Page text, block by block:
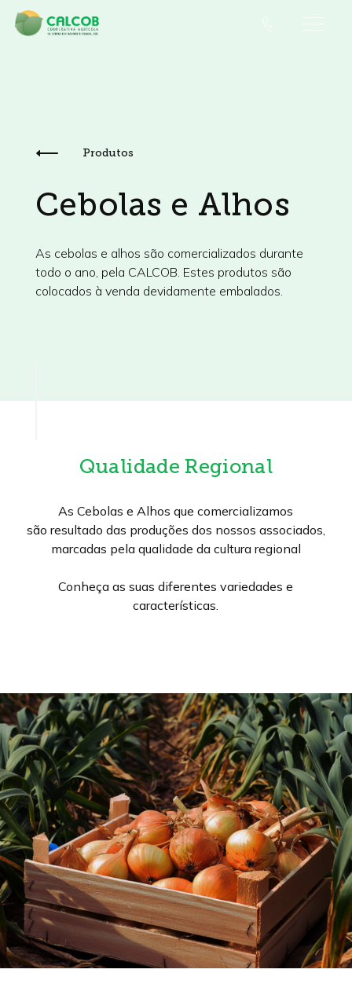
Produtos
Cebolas e Alhos
As cebolas e alhos são comercializados durante
todo o ano, pela CALCOB. Estes produtos são
colocados à venda devidamente embalados.
Qualidade Regional
As Cebolas e Alhos que comercializamos
são resultado das produções dos nossos associados,
marcadas pela qualidade da cultura regional
Conheça as suas diferentes variedades e
características.